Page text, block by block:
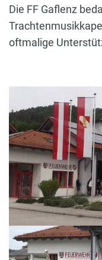
Die FF Gaflenz
oftmalige